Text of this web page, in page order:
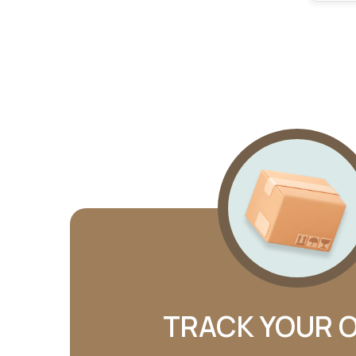
TRACK YOUR